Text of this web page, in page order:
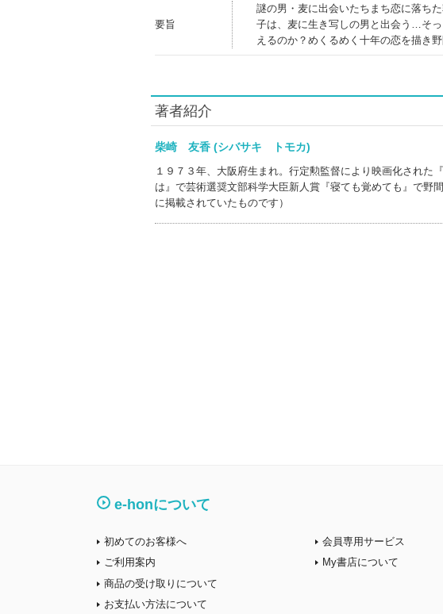
要旨
謎の男・麦に出会いたちまち恋に落ち
子は、麦に生き写しの男と出会う…そ
えるのか？めくるめく十年の恋を描き
著者紹介
柴崎 友香 (シバサキ トモカ)
１９７３年、大阪府生まれ。行定勲監督により映画化され
は』で芸術選奨文部科学大臣新人賞『寝ても覚めても』で野
に掲載されていたものです）
e-honについて
初めてのお客様へ
ご利用案内
商品の受け取りについて
お支払い方法について
会員専用サービス
My書店について